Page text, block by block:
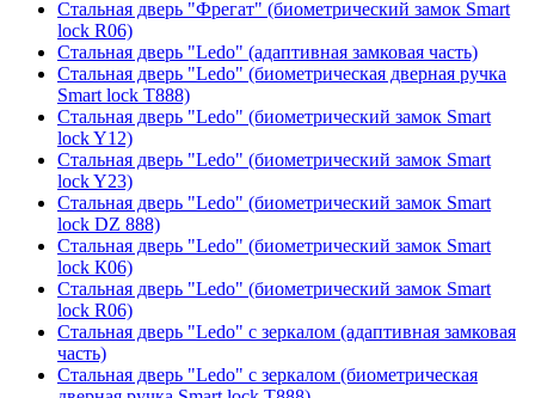
Стальная дверь "Фрегат" (биометрический замок Smart
lock R06)
Стальная дверь "Ledo" (адаптивная замковая часть)
Стальная дверь "Ledo" (биометрическая дверная ручка
Smart lock T888)
Стальная дверь "Ledo" (биометрический замок Smart
lock Y12)
Стальная дверь "Ledo" (биометрический замок Smart
lock Y23)
Стальная дверь "Ledo" (биометрический замок Smart
lock DZ 888)
Стальная дверь "Ledo" (биометрический замок Smart
lock К06)
Стальная дверь "Ledo" (биометрический замок Smart
lock R06)
Стальная дверь "Ledo" с зеркалом (адаптивная замковая
часть)
Стальная дверь "Ledo" с зеркалом (биометрическая